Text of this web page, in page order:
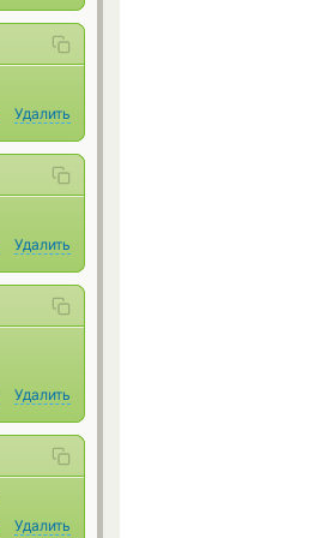
Удалить
Удалить
Удалить
Удалить